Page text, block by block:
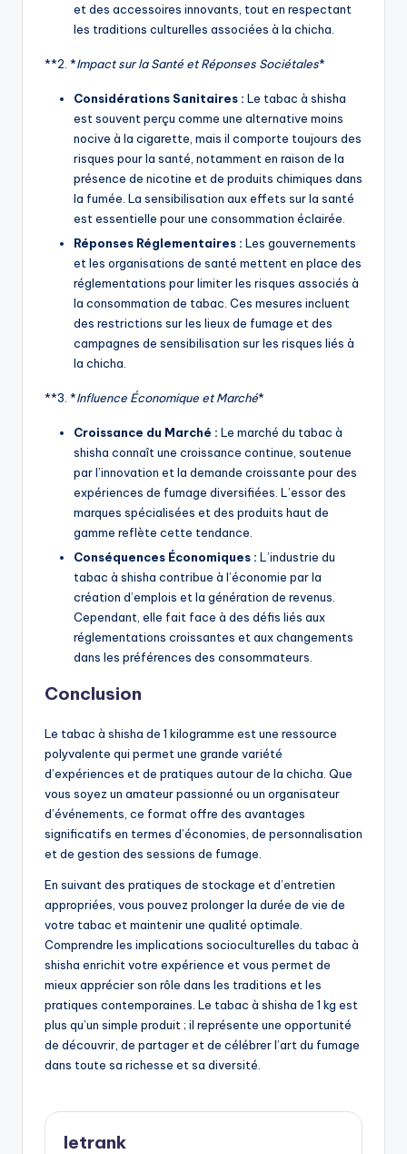
et des accessoires innovants, tout en respectant
les traditions culturelles associées à la chicha.
**2. *Impact sur la Santé et Réponses Sociétales*
Considérations Sanitaires : Le tabac à shisha
est souvent perçu comme une alternative moins
nocive à la cigarette, mais il comporte toujours des
risques pour la santé, notamment en raison de la
présence de nicotine et de produits chimiques dans
la fumée. La sensibilisation aux effets sur la santé
est essentielle pour une consommation éclairée.
Réponses Réglementaires : Les gouvernements
et les organisations de santé mettent en place des
réglementations pour limiter les risques associés à
la consommation de tabac. Ces mesures incluent
des restrictions sur les lieux de fumage et des
campagnes de sensibilisation sur les risques liés à
la chicha.
**3. *Influence Économique et Marché*
Croissance du Marché : Le marché du tabac à
shisha connaît une croissance continue, soutenue
par l’innovation et la demande croissante pour des
expériences de fumage diversifiées. L’essor des
marques spécialisées et des produits haut de
gamme reflète cette tendance.
Conséquences Économiques : L’industrie du
tabac à shisha contribue à l’économie par la
création d’emplois et la génération de revenus.
Cependant, elle fait face à des défis liés aux
réglementations croissantes et aux changements
dans les préférences des consommateurs.
Conclusion
Le tabac à shisha de 1 kilogramme est une ressource
polyvalente qui permet une grande variété
d’expériences et de pratiques autour de la chicha. Que
vous soyez un amateur passionné ou un organisateur
d’événements, ce format offre des avantages
significatifs en termes d’économies, de personnalisation
et de gestion des sessions de fumage.
En suivant des pratiques de stockage et d’entretien
appropriées, vous pouvez prolonger la durée de vie de
votre tabac et maintenir une qualité optimale.
Comprendre les implications socioculturelles du tabac à
shisha enrichit votre expérience et vous permet de
mieux apprécier son rôle dans les traditions et les
pratiques contemporaines. Le tabac à shisha de 1 kg est
plus qu’un simple produit ; il représente une opportunité
de découvrir, de partager et de célébrer l’art du fumage
dans toute sa richesse et sa diversité.
letrank